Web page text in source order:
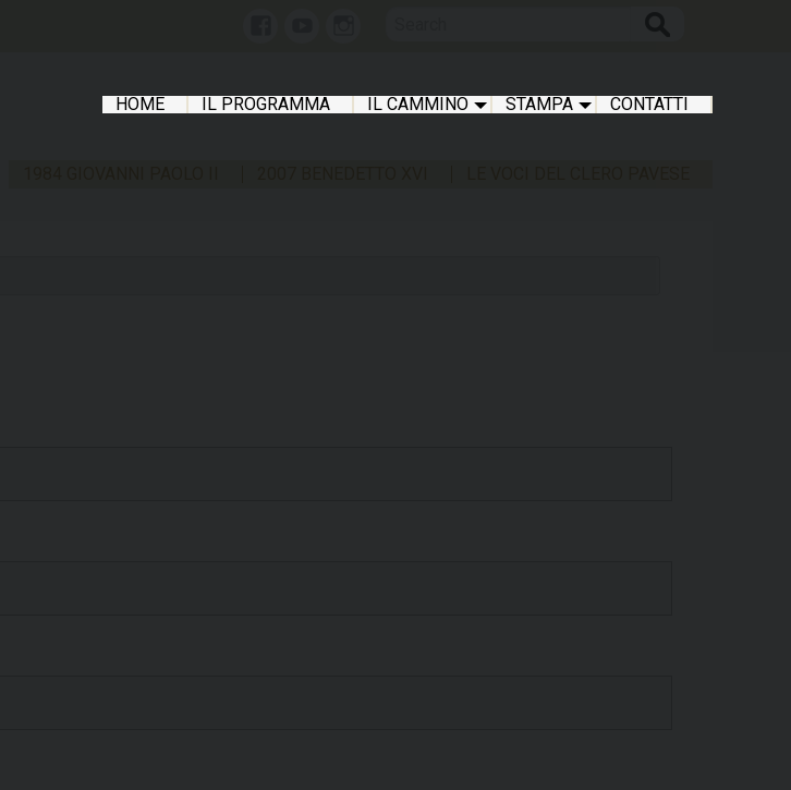
HOME IL PROGRAMMA IL CAMMINO STAMPA CONTATTI